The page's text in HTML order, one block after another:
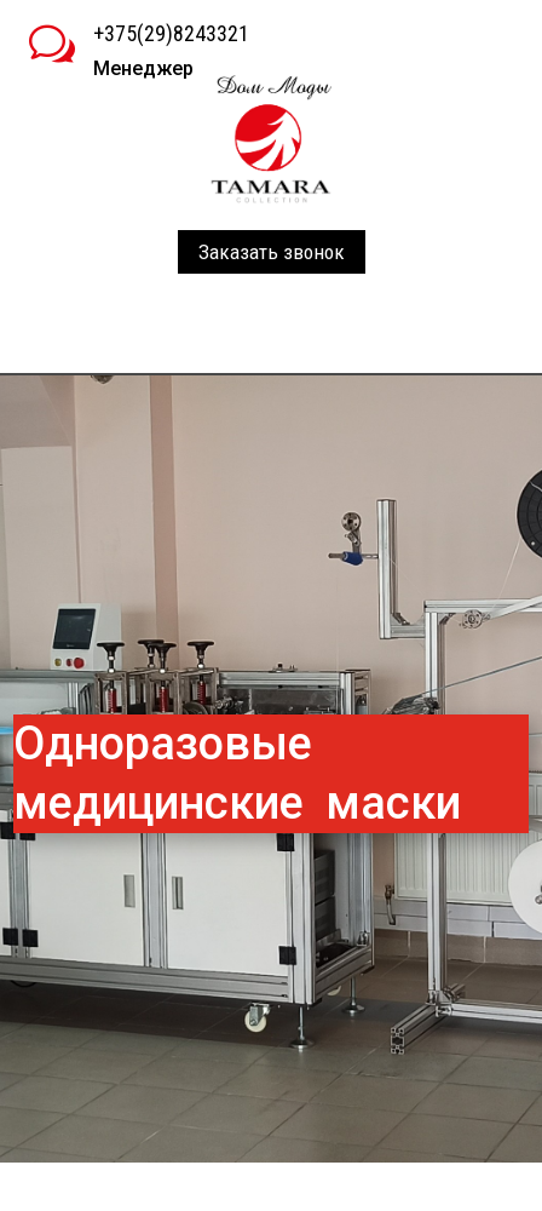
w +375(29)8243321
Менеджер
Заказать звонок
Одноразовые
медицинские маски